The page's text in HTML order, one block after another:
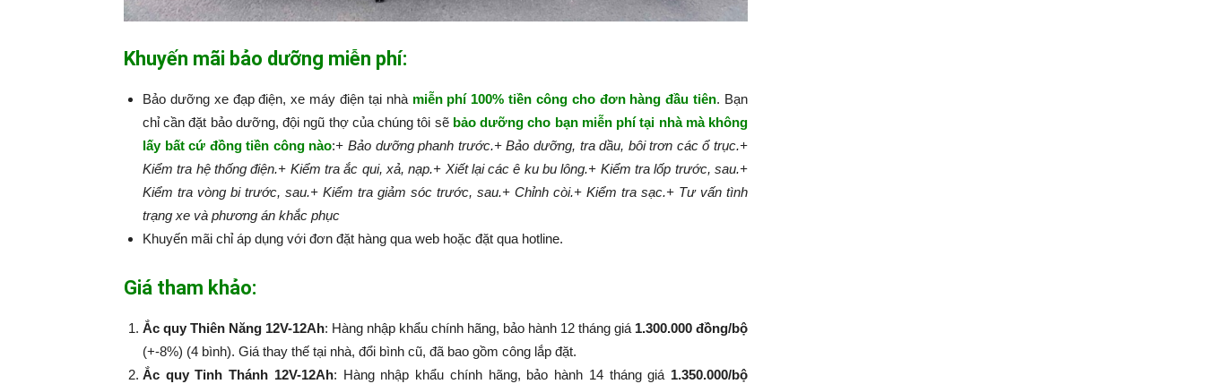
Khuyến mãi bảo dưỡng miễn phí:
Bảo dưỡng xe đạp điện, xe máy điện tại nhà miễn phí 100% tiền công cho đơn hàng đầu tiên. Bạn
chỉ cần đặt bảo dưỡng, đội ngũ thợ của chúng tôi sẽ bảo dưỡng cho bạn miễn phí tại nhà mà không
lấy bất cứ đồng tiền công nào:​​​​​+ Bảo dưỡng phanh trước.+ Bảo dưỡng, tra dầu, bôi trơn các ổ trục.+
Kiểm tra hệ thống điện.+ Kiểm tra ắc qui, xả, nạp.+ Xiết lại các ê ku bu lông.+ Kiểm tra lốp trước, sau.+
Kiểm tra vòng bi trước, sau.+ Kiểm tra giảm sóc trước, sau.+ Chỉnh còi.+ Kiểm tra sạc.+ Tư vấn tình
trạng xe và phương án khắc phục
Khuyến mãi chỉ áp dụng với đơn đặt hàng qua web hoặc đặt qua hotline.
Giá tham khảo:
Ắc quy Thiên Năng 12V-12Ah: Hàng nhập khẩu chính hãng, bảo hành 12 tháng giá 1.300.000 đồng/bộ
(+-8%) (4 bình). Giá thay thế tại nhà, đổi bình cũ, đã bao gồm công lắp đặt.
Ắc quy Tinh Thánh 12V-12Ah: Hàng nhập khẩu chính hãng, bảo hành 14 tháng giá 1.350.000/bộ